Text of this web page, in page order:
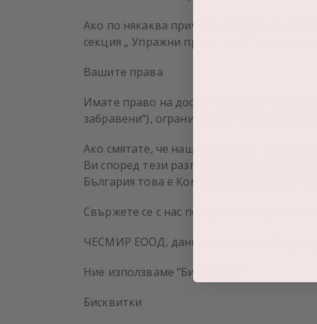
Ако по някаква причина желаете да
секция „ Упражни правата си! “ на нашия
Вашите права
Имате право на достъп до Вашите
забравени“), ограничаване на
Ако смятате, че нашето обработване на
Ви според тези разпоредби са били
България това е Комисията за защита на
Свържете се с нас по един от следните
ЧЕСМИР ЕООД, данни за контакт: Варна,
Ние използваме “Бисквитки”
Бисквитки